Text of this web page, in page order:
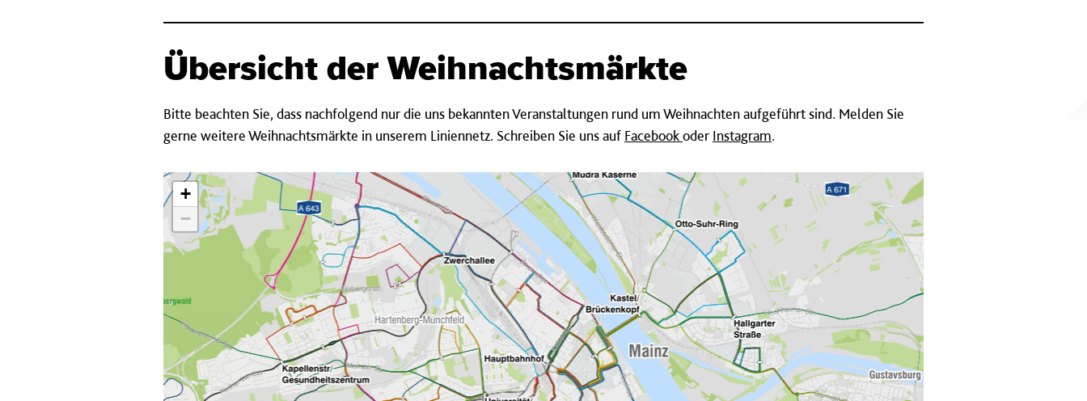
Übersicht der Weihnachtsmärkte
Bitte beachten Sie, dass nachfolgend nur die uns bekannten Veranstaltungen rund um Weihnachten aufgeführt sind. Melden Sie
gerne weitere Weihnachtsmärkte in unserem Liniennetz. Schreiben Sie uns auf Facebookoder Instagram.